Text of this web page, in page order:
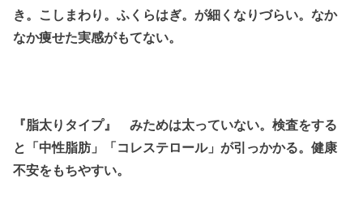
き。こしまわり。ふくらはぎ。が細くなりづらい。なか
なか痩せた実感がもてない。
『脂太りタイプ』 みためは太っていない。検査をする
と「中性脂肪」「コレステロール」が引っかかる。健康
不安をもちやすい。